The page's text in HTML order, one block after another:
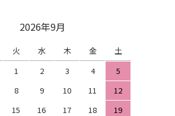
2026年9月
火 水 木 金
土
1
2 3 4
5
8 9 10 11
12
15 16 17 18
19